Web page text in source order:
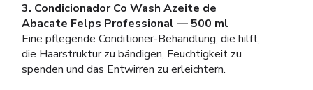
3. Condicionador Co Wash Azeite de
Abacate Felps Professional — 500 ml
Eine pflegende Conditioner-Behandlung, die hilft,
die Haarstruktur zu bändigen, Feuchtigkeit zu
spenden und das Entwirren zu erleichtern.